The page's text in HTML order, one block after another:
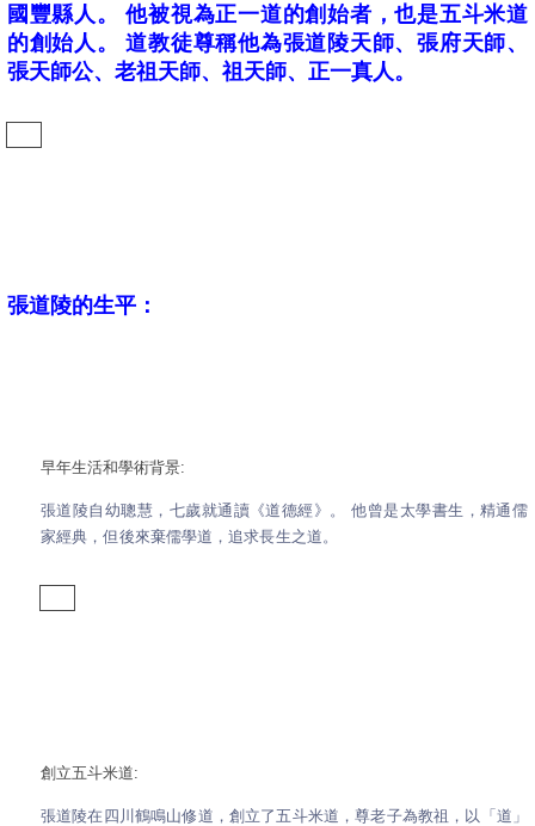
國豐縣人。他被視為正一道的創始者，也是五斗米道
的創始人。道教徒尊稱他為張道陵天師、張府天師、
張天師公、老祖天師、祖天師、正一真人。
張道陵的生平：
早年生活和學術背景:
張道陵自幼聰慧，七歲就通讀《道德經》。他曾是太學書生，精通儒
家經典，但後來棄儒學道，追求長生之道。
創立五斗米道:
張道陵在四川鶴鳴山修道，創立了五斗米道，尊老子為教祖，以「道」